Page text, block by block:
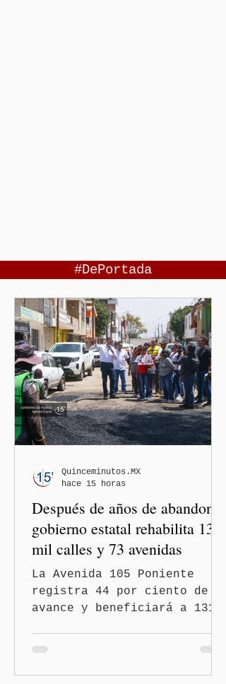
#DePortada
Después de años de abandono,
gobierno estatal rehabilita 13
mil calles y 73 avenidas
La Avenida 105 Poniente
registra 44 por ciento de
avance y beneficiará a 131
73 avenidas durante 2026,
Quinceminutos.MX
hace 15 horas